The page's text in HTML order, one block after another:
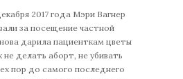
2017 года Мэри Вагнер
за посещение частной
дарила пациенткам цветы
не делать аборт, не убивать
пор до самого последнего